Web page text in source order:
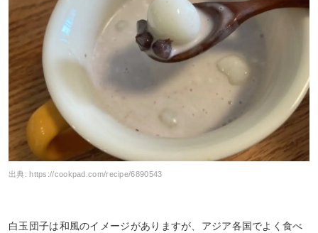
出典:https://cookpad.com/recipe/6890543
白玉団子は和風のイメージがありますが、アジア各国でよく食べ